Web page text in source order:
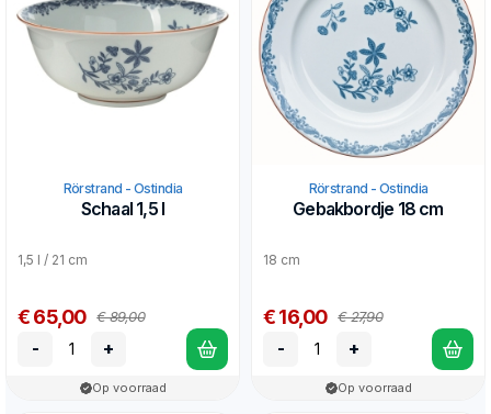
Rörstrand - Ostindia
Schaal 1,5 l
1,5 l / 21 cm
€ 65,00 € 89,00
- +
Op voorraad
Rörstrand - Ostindia
Gebakbordje 18 cm
18 cm
€ 16,00 € 27,90
- +
Op voorraad